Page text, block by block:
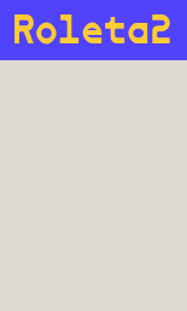
Roleta2